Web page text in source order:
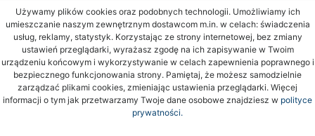
Używamy plików cookies oraz podobnych technologii. Umożliwiamy ich
umieszczanie naszym zewnętrznym dostawcom m.in. w celach: świadczenia
usług, reklamy, statystyk. Korzystając ze strony internetowej, bez zmiany
ustawień przeglądarki, wyrażasz zgodę na ich zapisywanie w Twoim
urządzeniu końcowym i wykorzystywanie w celach zapewnienia poprawnego i
bezpiecznego funkcjonowania strony. Pamiętaj, że możesz samodzielnie
zarządzać plikami cookies, zmieniając ustawienia przeglądarki. Więcej
informacji o tym jak przetwarzamy Twoje dane osobowe znajdziesz w polityce
prywatności.